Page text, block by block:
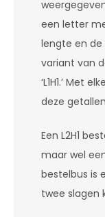
een letter
lengte en de
variant van
‘L1H1.’ Met
deze
Een L2H1
maar wel
bestelbus is
twee slagen